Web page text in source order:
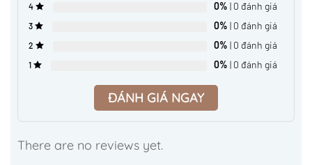
4 0% | 0 đánh giá
3 0% | 0 đánh giá
2 0% | 0 đánh giá
1 0% | 0 đánh giá
ĐÁNH GIÁ NGAY
There are no reviews yet.